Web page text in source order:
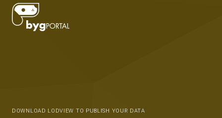
DOWNLOAD LODVIEW TO PUBLISH YOUR DATA